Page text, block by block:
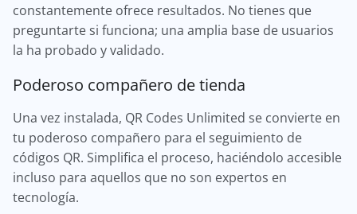
constantemente ofrece resultados. No tienes que
preguntarte si funciona; una amplia base de usuarios
la ha probado y validado.
Poderoso compañero de tienda
Una vez instalada, QR Codes Unlimited se convierte en
tu poderoso compañero para el seguimiento de
códigos QR. Simplifica el proceso, haciéndolo accesible
incluso para aquellos que no son expertos en
tecnología.